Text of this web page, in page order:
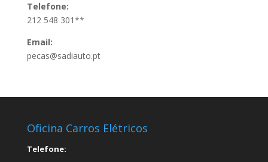
Telefone:
212 548 301**
Email:
pecas@sadiauto.pt
Oficina Carros Elétricos
Telefone: